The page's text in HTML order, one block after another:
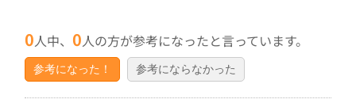
0人中、0人の方が参考になったと言っています。
参考になった！ 参考にならなかった